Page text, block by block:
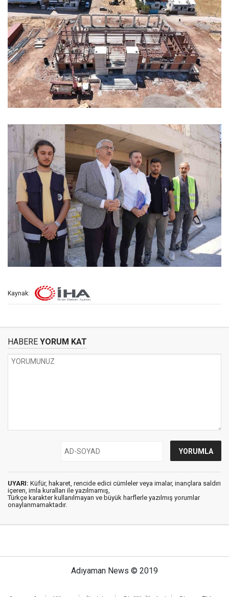
Kaynak:
HABERE YORUM KAT
UYARI: Küfür, hakaret, rencide edici cümleler veya imalar, inançlara saldırı
içeren, imla kuralları ile yazılmamış,
Türkçe karakter kullanılmayan ve büyük harflerle yazılmış yorumlar
onaylanmamaktadır.
Adıyaman News © 2019